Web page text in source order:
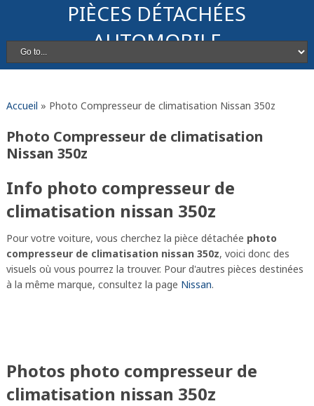
PIÈCES DÉTACHÉES
AUTOMOBILE
Accueil » Photo Compresseur de climatisation Nissan 350z
Photo Compresseur de climatisation
Nissan 350z
Info photo compresseur de
climatisation nissan 350z
Pour votre voiture, vous cherchez la pièce détachée photo
compresseur de climatisation nissan 350z, voici donc des
visuels où vous pourrez la trouver. Pour d'autres pièces destinées
à la même marque, consultez la page Nissan.
Photos photo compresseur de
climatisation nissan 350z